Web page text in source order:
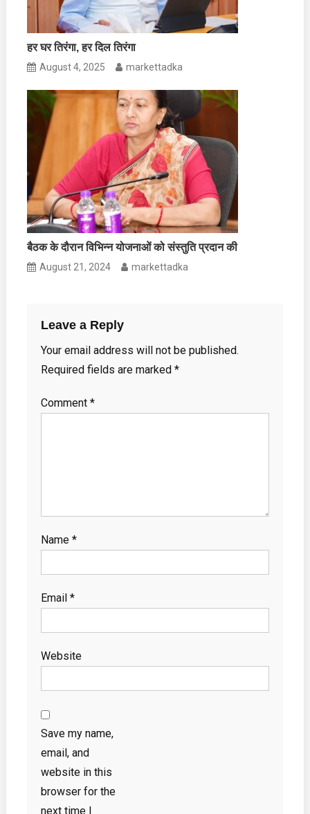
हर घर तिरंगा, हर दिल तिरंगा
August 4, 2025 markettadka
बैठक के दौरान विभिन्न योजनाओं को संस्तुति प्रदान की
August 21, 2024 markettadka
Leave a Reply
Your email address will not be published.
Required fields are marked *
Comment *
Name *
Email *
Website
Save my name,
email, and
website in this
browser for the
next time I